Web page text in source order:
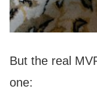
But the real
one: